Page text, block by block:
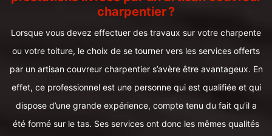
charpentier ?
Lorsque vous devez effectuer des travaux sur votre charpente
ou votre toiture, le choix de se tourner vers les services offerts
par un artisan couvreur charpentier s’avère être avantageux. En
effet, ce professionnel est une personne qui est qualifiée et qui
dispose d’une grande expérience, compte tenu du fait qu’il a
été formé sur le tas. Ses services ont donc les mêmes qualités